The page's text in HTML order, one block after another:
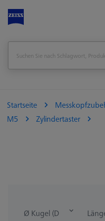
Startseite
M5
Zylindertaster
Ø Kugel (DK)